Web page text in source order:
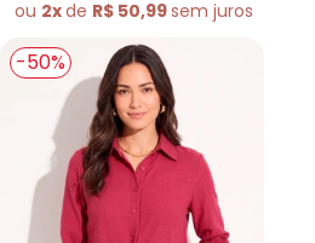
ou 2xde R$ 50,99sem juros
-50%